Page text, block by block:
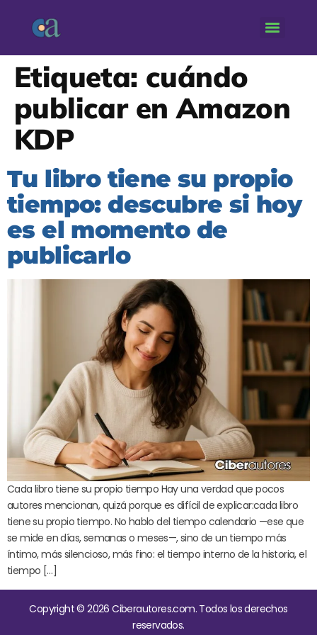
Etiqueta: cuándo
publicar en Amazon
KDP
Tu libro tiene su propio
tiempo: descubre si hoy
es el momento de
publicarlo
Cada libro tiene su propio tiempo Hay una verdad que pocos
autores mencionan, quizá porque es difícil de explicar:cada libro
tiene su propio tiempo. No hablo del tiempo calendario —ese que
se mide en días, semanas o meses—, sino de un tiempo más
íntimo, más silencioso, más fino: el tiempo interno de la historia, el
tiempo […]
Copyright © 2026 Ciberautores.com. Todos los derechos
reservados.